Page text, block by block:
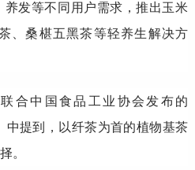
发等不同用户需求，推出玉米
、桑椹五黑茶等轻养生解决方
合中国食品工业协会发布的
中提到，以纤茶为首的植物基茶
。